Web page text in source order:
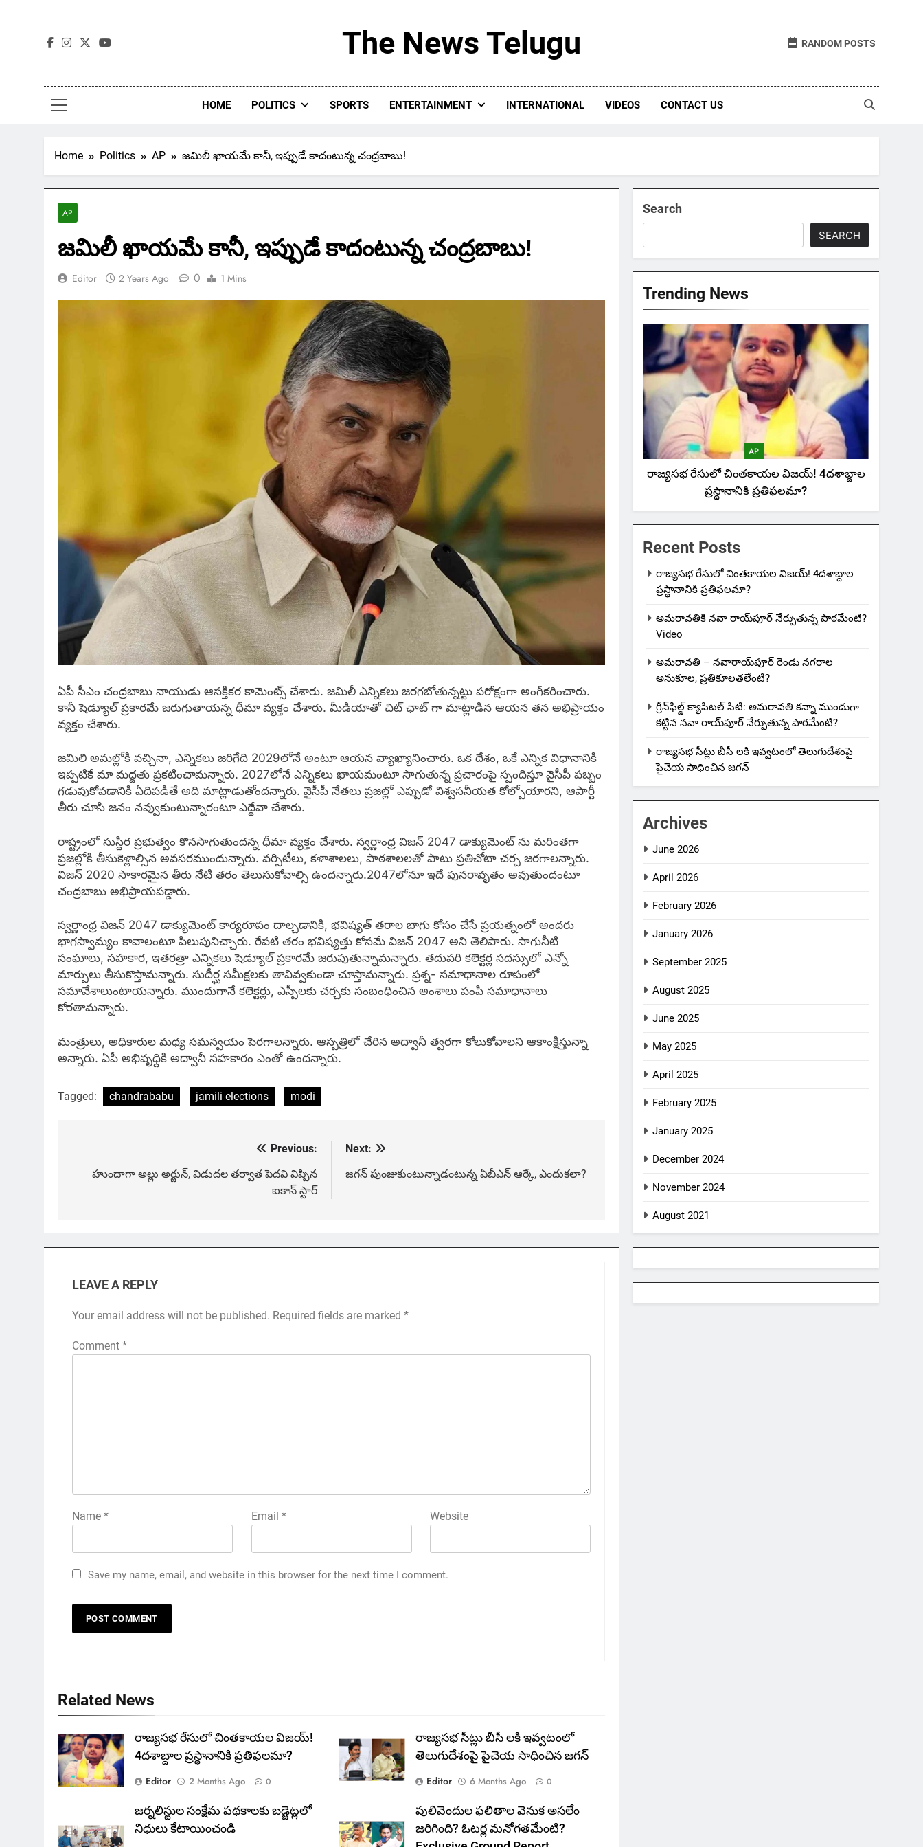
The News Telugu RANDOM POSTS
HOME POLITICS SPORTS ENTERTAINMENT INTERNATIONAL VIDEOS CONTACT US
Home Politics AP జమిలీ ఖాయమే కానీ, ఇప్పుడే కాదంటున్న చంద్రబాబు!
AP
జమిలీ ఖాయమే కానీ, ఇప్పుడే కాదంటున్న చంద్రబాబు!
Editor 2 Years Ago 0 1 Mins
ఏపీ సీఎం చంద్రబాబు నాయుడు ఆసక్తికర కామెంట్స్ చేశారు. జమిలీ ఎన్నికలు జరగబోతున్నట్టు పరోక్షంగా అంగీకరించారు.
కానీ షెడ్యూల్ ప్రకారమే జరుగుతాయన్న ధీమా వ్యక్తం చేశారు. మీడియాతో చిట్ ఛాట్ గా మాట్లాడిన ఆయన తన అభిప్రాయం
వ్యక్తం చేశారు.
జమిలి అమల్లోకి వచ్చినా, ఎన్నికలు జరిగేది 2029లోనే అంటూ ఆయన వ్యాఖ్యానించారు. ఒక దేశం, ఒకే ఎన్నిక విధానానికి
ఇప్పటికే మా మద్దతు ప్రకటించామన్నారు. 2027లోనే ఎన్నికలు ఖాయమంటూ సాగుతున్న ప్రచారంపై స్పందిస్తూ వైసీపీ పబ్బం
గడుపుకోవడానికి ఏదిపడితే అది మాట్లాడుతోందన్నారు. వైసీపీ నేతలు ప్రజల్లో ఎప్పుడో విశ్వసనీయత కోల్పోయారని, ఆపార్టీ
తీరు చూసి జనం నవ్వుకుంటున్నారంటూ ఎద్దేవా చేశారు.
రాష్ట్రంలో సుస్థిర ప్రభుత్వం కొనసాగుతుందన్న ధీమా వ్యక్తం చేశారు. స్వర్ణాంధ్ర విజన్ 2047 డాక్యుమెంట్ ను మరింతగా
ప్రజల్లోకి తీసుకెళ్లాల్సిన అవసరముందున్నారు. వర్సిటీలు, కళాశాలలు, పాఠశాలలతో పాటు ప్రతిచోటా చర్చ జరగాలన్నారు.
విజన్ 2020 సాకారమైన తీరు నేటి తరం తెలుసుకోవాల్సి ఉందన్నారు.2047లోనూ ఇదే పునరావృతం అవుతుందంటూ
చంద్రబాబు అభిప్రాయపడ్డారు.
స్వర్ణాంధ్ర విజన్ 2047 డాక్యుమెంట్ కార్యరూపం దాల్చడానికి, భవిష్యత్ తరాల బాగు కోసం చేసే ప్రయత్నంలో అందరు
భాగస్వామ్యం కావాలంటూ పిలుపునిచ్చారు. రేపటి తరం భవిష్యత్తు కోసమే విజన్ 2047 అని తెలిపారు. సాగునీటి
సంఘాలు, సహకార, ఇతరత్రా ఎన్నికలు షెడ్యూల్ ప్రకారమే జరుపుతున్నామన్నారు. తదుపరి కలెక్టర్ల సదస్సులో ఎన్నో
మార్పులు తీసుకొస్తామన్నారు. సుదీర్ఘ సమీక్షలకు తావివ్వకుండా చూస్తామన్నారు. ప్రశ్న- సమాధానాల రూపంలో
సమావేశాలుంటాయన్నారు. ముందుగానే కలెక్టర్లు, ఎస్పీలకు చర్చకు సంబంధించిన అంశాలు పంపి సమాధానాలు
కోరతామన్నారు.
మంత్రులు, అధికారుల మధ్య సమన్వయం పెరగాలన్నారు. ఆస్పత్రిలో చేరిన అద్వానీ త్వరగా కోలుకోవాలని ఆకాంక్షిస్తున్నా
అన్నారు. ఏపీ అభివృధ్దికి అద్వానీ సహకారం ఎంతో ఉందన్నారు.
Tagged: chandrababu jamili elections modi
navigation
Previous:
హుందాగా అల్లు అర్జున్, విడుదల తర్వాత పెదవి విప్పిన
ఐకాన్ స్టార్
Next:
జగన్ పుంజుకుంటున్నాడంటున్న ఏబీఎన్ ఆర్కే, ఎందుకలా?
LEAVE A REPLY
Your email address will not be published. Required fields are marked *
Comment *
Name * Email * Website
Save my name, email, and website in this browser for the next time I comment.
Related News
రాజ్యసభ రేసులో చింతకాయల విజయ్‌!
4దశాబ్దాల ప్రస్థానానికి ప్రతిఫలమా?
Editor
2 Months Ago 0
రాజ్యసభ సీట్లు బీసీ లకి ఇవ్వటంలో
తెలుగుదేశంపై పైచెయ సాధించిన జగన్
Editor
6 Months Ago 0
జర్నలిస్టుల సంక్షేమ పథకాలకు బడ్జెట్లలో
నిధులు కేటాయించండి
పులివెందుల ఫలితాల వెనుక అసలేం
జరిగింది? ఓటర్ల మనోగతమేంటి?
Search
SEARCH
Trending News
AP
రాజ్యసభ రేసులో చింతకాయల విజయ్‌! 4దశాబ్దాల
ప్రస్థానానికి ప్రతిఫలమా?
Recent Posts
రాజ్యసభ రేసులో చింతకాయల విజయ్‌! 4దశాబ్దాల
ప్రస్థానానికి ప్రతిఫలమా?
అమరావతికి నవా రాయ్‌పూర్ నేర్పుతున్న పాఠమేంటి?
Video
అమరావతి – నవారాయ్‌పూర్ రెండు నగరాల
అనుకూల, ప్రతికూలతలేంటి?
గ్రీన్‌ఫీల్డ్ క్యాపిటల్ సిటీ: అమరావతి కన్నా ముందుగా
కట్టిన నవా రాయ్‌పూర్ నేర్పుతున్న పాఠమేంటి?
రాజ్యసభ సీట్లు బీసీ లకి ఇవ్వటంలో తెలుగుదేశంపై
పైచెయ సాధించిన జగన్
Archives
June 2026
April 2026
February 2026
January 2026
September 2025
August 2025
June 2025
May 2025
April 2025
February 2025
January 2025
December 2024
November 2024
August 2021